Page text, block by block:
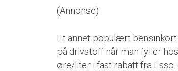
(Annonse)
Et annet populært
på drivstoff når man fyller
øre/liter i fast rabatt fra Esso